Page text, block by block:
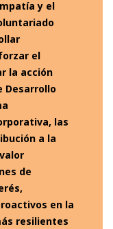
y el
el
la acción
Desarrollo
las
a la
de
en la
resilientes